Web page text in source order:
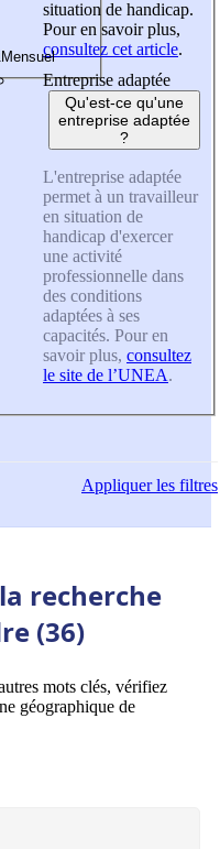
situation de handicap.
Pour en savoir plus,
consultez cet article.
Entreprise adaptée
Qu'est-ce qu'une
entreprise adaptée
?
L'entreprise adaptée
permet à un travailleur
en situation de
handicap d'exercer
une activité
professionnelle dans
des conditions
adaptées à ses
capacités. Pour en
savoir plus, consultez
le site de l’UNEA.
Appliquerles filtres
recherche
(36)
mots clés, vérifiez
géographique de